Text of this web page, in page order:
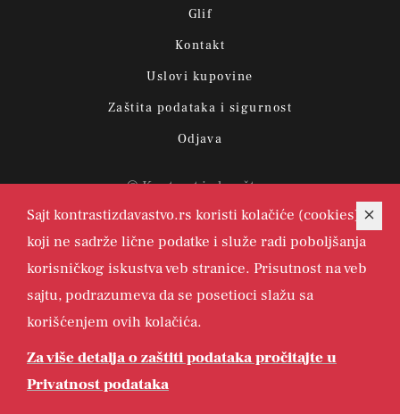
Sajt kontrastizdavastvo.rs koristi kolačiće (cookies)
koji ne sadrže lične podatke i služe radi poboljšanja
korisničkog iskustva veb stranice. Prisutnost na veb
sajtu, podrazumeva da se posetioci slažu sa
korišćenjem ovih kolačića.
Za više detalja o zaštiti podataka pročitajte u
Privatnost podataka
Glif
Kontakt
Uslovi kupovine
Zaštita podataka i sigurnost
Odjava
© Kontrast izdavaštvo.